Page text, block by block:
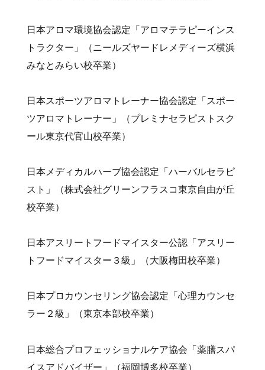
日本アロマ環境協会認定「アロマテラピーインス
トラクター」（ニールズヤードレメディーズ横浜
みなとみらい校卒業）
日本スポーツアロマトレーナー協会認定「スポー
ツアロマトレーナー」（プレミナセラピストスク
ール東京代官山校卒業）
日本メディカルハーブ協会認定「ハーバルセラピ
スト」（株式会社グリーンフラスコ東京自由が丘
校卒業）
日本アスリートフードマイスター公認「アスリー
トフードマイスター３級」（大阪梅田校卒業）
日本プロカウンセリング協会認定「心理カウンセ
ラー２級」（東京本部校卒業）
日本総合プロフェッショナルケア協会「薬膳スパ
イスアドバイザー」（福岡博多校卒業）